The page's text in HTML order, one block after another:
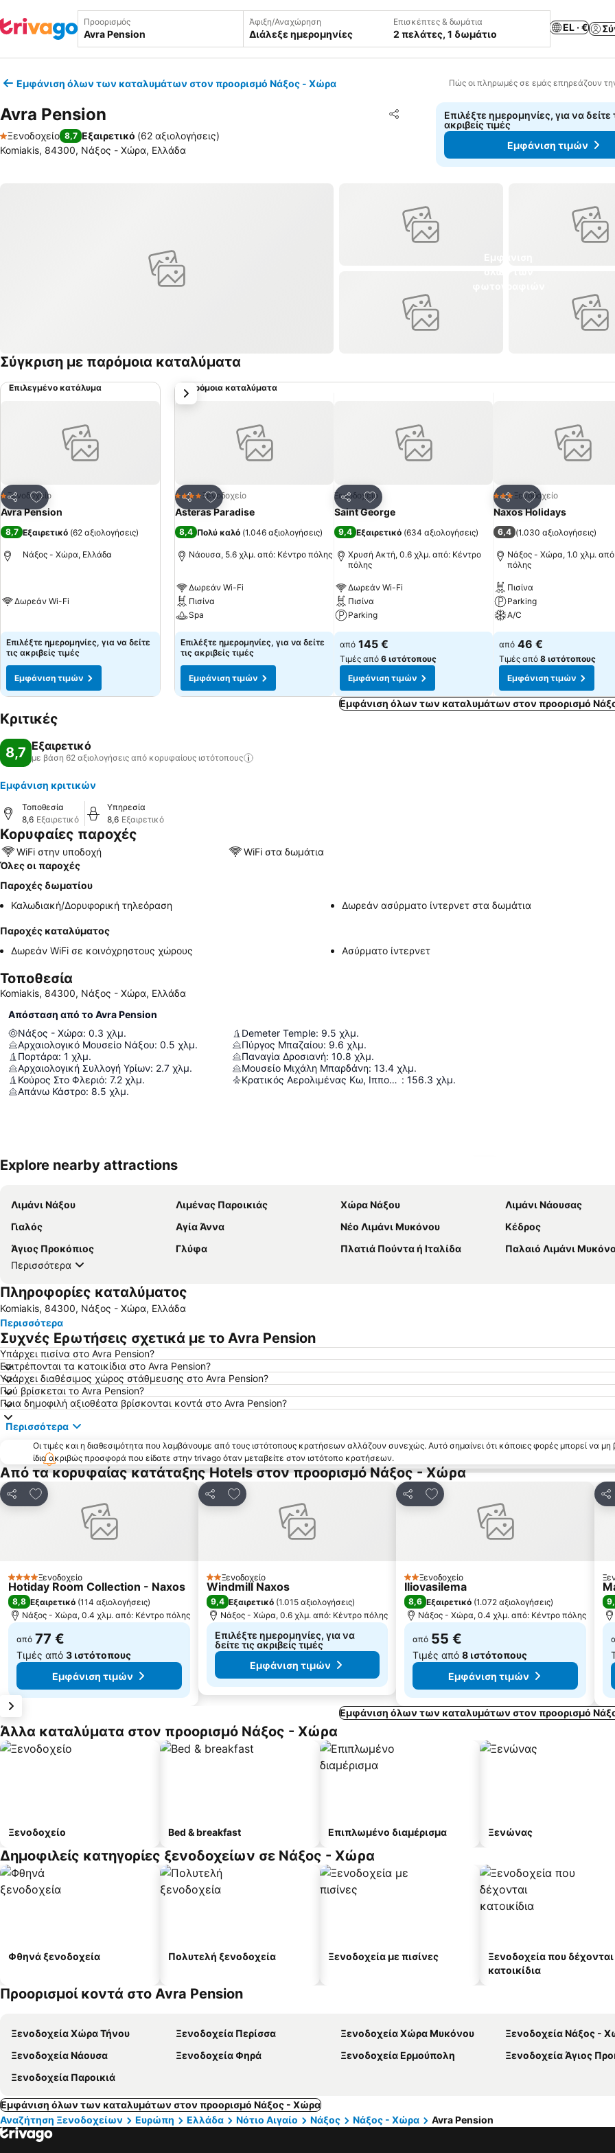
Προορισμός Άφιξη/Αναχώρηση
Διάλεξε ημερομηνίες
Επισκέπτες & δωμάτια
2 πελάτες, 1 δωμάτιο
EL · €
Εμφάνιση όλων των καταλυμάτων στον προορισμό Νάξος - Χώρα Πώς οι πληρωμές σε εμάς επηρεάζουν
Avra Pension Κοινοποίηση
Προσθήκη στα αγαπημένα
1 Αστέρια
Ξενοδοχείο 8,7 Εξαιρετικό (62 αξιολογήσεις)
Komiakis, 84300, Νάξος - Χώρα, Ελλάδα
Επιλέξτε ημερομηνίες, για να δείτε
ακριβείς τιμές
Εμφάνιση τιμών
Σύγκριση με παρόμοια καταλύματα
Επιλεγμένο κατάλυμα
Κοινοποίηση
Προσθήκη στα αγαπημένα
1 Αστέρια
Ξενοδοχείο
Avra Pension
8,7 Εξαιρετικό (62 αξιολογήσεις)
Νάξος - Χώρα, Ελλάδα
Δωρεάν Wi-Fi
Επιλέξτε ημερομηνίες, για να δείτε
τις ακριβείς τιμές
Εμφάνιση τιμών
Παρόμοια καταλύματα
Κοινοποίηση
Προσθήκη στα αγαπημένα
4 ΑστέριαΞενοδοχείο
Asteras Paradise
8,4 Πολύ καλό (1.046 αξιολογήσεις)
Νάουσα, 5.6 χλμ. από: Κέντρο πόλης
Δωρεάν Wi-Fi
Πισίνα
Spa
Επιλέξτε ημερομηνίες, για να δείτε
τις ακριβείς τιμές
Εμφάνιση τιμών
Κοινοποίηση
Προσθήκη στα αγαπημένα
Ξενοδοχείο
Saint George
9,4 Εξαιρετικό (634 αξιολογήσεις)
Χρυσή Ακτή, 0.6 χλμ. από: Κέντρο
πόλης
Δωρεάν Wi-Fi
Πισίνα
Parking
από 145 €
Τιμές από 6 ιστότοπους
Εμφάνιση τιμών
Κοινοποίηση
Προσθήκη στα
3 ΑστέριαΞενοδοχείο
Naxos Holidays
6,4 (1.030 αξιολογήσεις)
Νάξος - Χώρα, 1.0 χλμ.
πόλης
Πισίνα
Parking
A/C
από 46 €
Τιμές από 8 ιστότοπους
Εμφάνιση τιμών
επόμενο
Εμφάνιση όλων των καταλυμάτων στον προορισμό
Κριτικές
8,7 Εξαιρετικό
με βάση 62 αξιολογήσεις από κορυφαίους ιστότοπους
Εμφάνιση κριτικών
Τοποθεσία
8,6 Εξαιρετικό
Υπηρεσία
8,6 Εξαιρετικό
Κορυφαίες παροχές
WiFi στην υποδοχή
WiFi στα δωμάτια
Όλες οι παροχές
Παροχές δωματίου
Καλωδιακή/Δορυφορική τηλεόραση
Δωρεάν ασύρματο ίντερνετ στα δωμάτια
Παροχές καταλύματος
Δωρεάν WiFi σε κοινόχρηστους χώρους
Ασύρματο ίντερνετ
Τοποθεσία
Komiakis, 84300, Νάξος - Χώρα, Ελλάδα
Απόσταση από το Avra Pension
Νάξος - Χώρα: 0.3 χλμ.
Αρχαιολογικό Μουσείο Νάξου: 0.5 χλμ.
Πορτάρα: 1 χλμ.
Αρχαιολογική Συλλογή Υρίων: 2.7 χλμ.
Κούρος Στο Φλεριό: 7.2 χλμ.
Απάνω Κάστρο: 8.5 χλμ.
Demeter Temple: 9.5 χλμ.
Πύργος Μπαζαίου: 9.6 χλμ.
Παναγία Δροσιανή: 10.8 χλμ.
Μουσείο Μιχάλη Μπαρδάνη: 13.4 χλμ.
Κρατικός Αερολιμένας Κω, Ιπποκράτης : 156.3 χλμ.
Explore nearby attractions
Λιμάνι Νάξου Λιμένας Παροικιάς Χώρα Νάξου
Λιμάνι Νάουσας
Γιαλός
Αγία Άννα Νέο Λιμάνι Μυκόνου
Κέδρος
Άγιος Προκόπιος
Γλύφα Πλατιά Πούντα ή Ιταλίδα
Παλαιό Λιμάνι
Περισσότερα
Πληροφορίες καταλύματος
Komiakis, 84300, Νάξος - Χώρα, Ελλάδα
Περισσότερα
Συχνές Ερωτήσεις σχετικά με το Avra Pension
Υπάρχει πισίνα στο Avra Pension?
Επιτρέπονται τα κατοικίδια στο Avra Pension?
Υπάρχει διαθέσιμος χώρος στάθμευσης στο Avra Pension?
Πού βρίσκεται το Avra Pension?
Ποια δημοφιλή αξιοθέατα βρίσκονται κοντά στο Avra Pension?
Περισσότερα
Οι τιμές και η διαθεσιμότητα που λαμβάνουμε από τους ιστότοπους κρατήσεων αλλάζουν συνεχώς. Αυτό σημαίνει ότι κάποιες φορές μπορεί να μη
ίδια ακριβώς προσφορά που είδατε στην trivago όταν μεταβείτε στον ιστότοπο κρατήσεων.
Από τα κορυφαίας κατάταξης Hotels στον προορισμό Νάξος - Χώρα
Κοινοποίηση
Προσθήκη στα αγαπημένα
4 ΑστέριαΞενοδοχείο
Hotiday Room Collection - Naxos
8,8 Εξαιρετικό (114 αξιολογήσεις)
Νάξος - Χώρα, 0.4 χλμ. από: Κέντρο πόλης
από 77 €
Τιμές από 3 ιστότοπους
Εμφάνιση τιμών
Κοινοποίηση
Προσθήκη στα αγαπημένα
2 Αστέρια
Ξενοδοχείο
Windmill Naxos
9,4 Εξαιρετικό (1.015 αξιολογήσεις)
Νάξος - Χώρα, 0.6 χλμ. από: Κέντρο πόλης
Επιλέξτε ημερομηνίες, για να
δείτε τις ακριβείς τιμές
Εμφάνιση τιμών
Κοινοποίηση
Προσθήκη στα αγαπημένα
2 Αστέρια
Ξενοδοχείο
Iliovasilema
8,6 Εξαιρετικό (1.072 αξιολογήσεις)
Νάξος - Χώρα, 0.4 χλμ. από: Κέντρο πόλης
από 55 €
Τιμές από 8 ιστότοπους
Εμφάνιση τιμών
Εμφάνιση όλων των καταλυμάτων στον προορισμό
Άλλα καταλύματα στον προορισμό Νάξος - Χώρα
Ξενοδοχείο Bed & breakfast Επιπλωμένο διαμέρισμα Ξενώνας
Δημοφιλείς κατηγορίες ξενοδοχείων σε Νάξος - Χώρα
Φθηνά ξενοδοχεία Πολυτελή ξενοδοχεία Ξενοδοχεία με πισίνες
Ξενοδοχεία που δέχονται
κατοικίδια
Προορισμοί κοντά στο Avra Pension
Ξενοδοχεία Χώρα Τήνου Ξενοδοχεία Περίσσα Ξενοδοχεία Χώρα Μυκόνου
Ξενοδοχεία Νάξος -
Ξενοδοχεία Νάουσα
Ξενοδοχεία Φηρά Ξενοδοχεία Ερμούπολη
Ξενοδοχεία Άγιος
Ξενοδοχεία Παροικιά
Εμφάνιση όλων των καταλυμάτων στον προορισμό Νάξος - Χώρα
Αναζήτηση Ξενοδοχείων
Ευρώπη Ελλάδα Νότιο Αιγαίο Νάξος Νάξος - Χώρα Avra Pension